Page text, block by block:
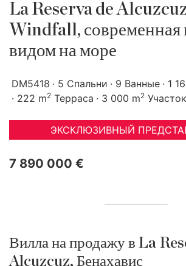
La Reserva de
Windfall, современная
видом на море
DM5418 5 Спальни 9 Ванные 1
222 m2 Терраса 3 000 m2 Участок
ЭКСКЛЮЗИВНЫЙ
7 890 000 €
Вилла на продажу в La
Alcuzcuz, Бенахавис